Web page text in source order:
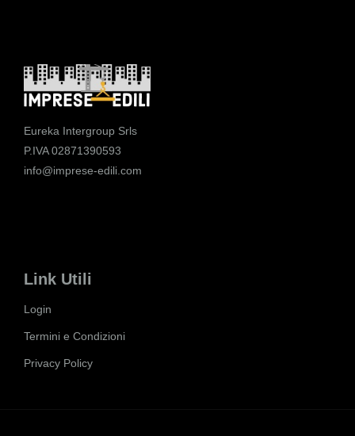
Eureka Intergroup Srls
P.IVA 02871390593
info@imprese-edili.com
Link Utili
Login
Termini e Condizioni
Privacy Policy